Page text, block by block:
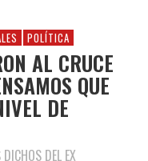
POLÍTICA
AL CRUCE
QUE
DE
DEL EX